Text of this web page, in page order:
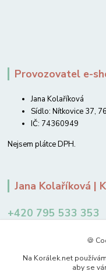
Provozovatel e-
Jana Kolaříková
Sídlo: Nítkovice 37,
IČ: 74360949
Nejsem plátce DPH.
Jana Kolaříková |
+420 795 533 353
🍪
Na Korálek.net
aby se